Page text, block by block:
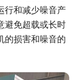
行和减少噪音产
避免超载或长时
的损害和噪音的